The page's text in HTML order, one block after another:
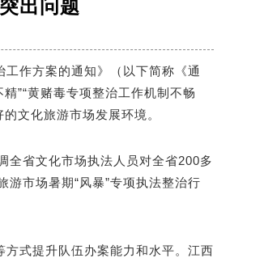
出问题
作方案的通知》（以下简称《通
”“黄赌毒专项整治工作机制不畅
文化旅游市场发展环境。
全省文化市场执法人员对全省200多
市场暑期“风暴”专项执法整治行
式提升队伍办案能力和水平。江西